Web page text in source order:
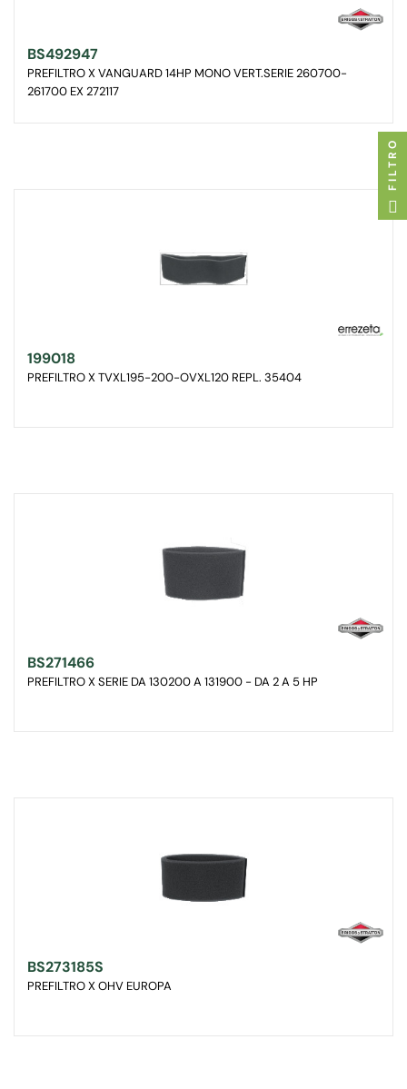
BS492947
PREFILTRO X VANGUARD 14HP MONO VERT.SERIE 260700-
261700 EX 272117
199018
PREFILTRO X TVXL195-200-OVXL120 REPL. 35404
BS271466
PREFILTRO X SERIE DA 130200 A 131900 - DA 2 A 5 HP
BS273185S
PREFILTRO X OHV EUROPA
FILTRO